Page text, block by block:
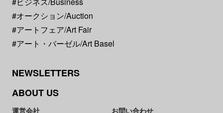
#オークション/Auction
#アートフェア/Art Fair
#アート・バーゼル/Art Basel
NEWSLETTERS
ABOUT US
運営会社 お問い合わせ